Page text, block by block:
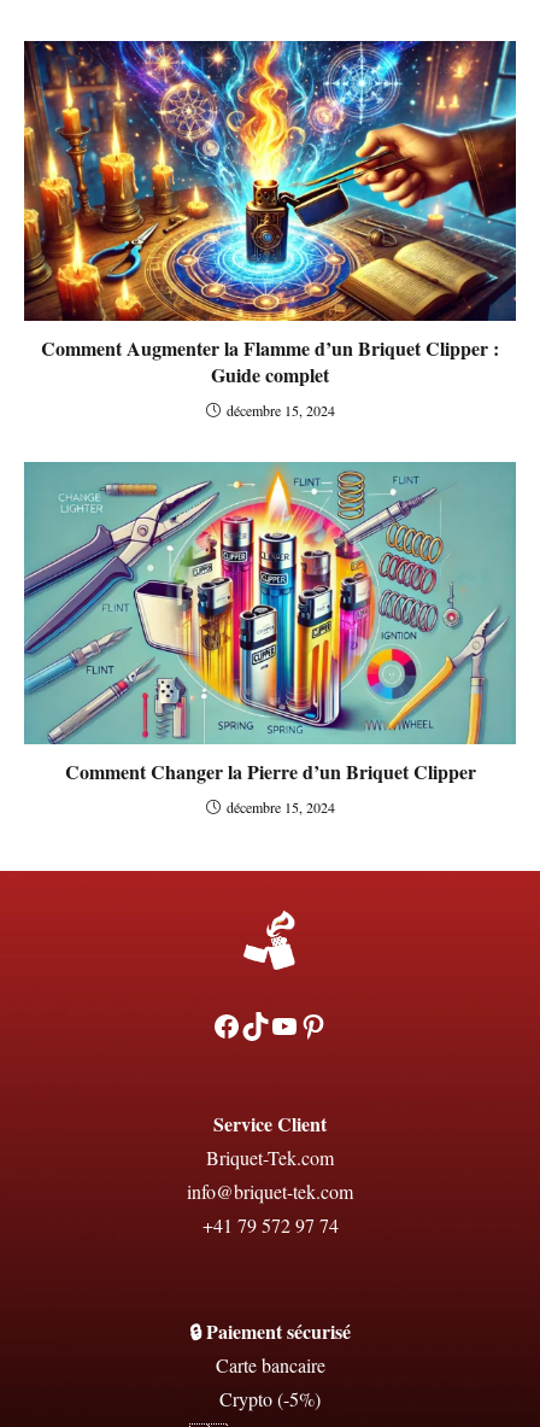
Comment Augmenter la Flamme d’un Briquet Clipper :
Guide complet
décembre 15, 2024
Comment Changer la Pierre d’un Briquet Clipper
décembre 15, 2024
Facebook
TikTokYouTubePinterest
Service Client
Briquet-Tek.com
info@briquet-tek.com
+41 79 572 97 74
🔒 Paiement sécurisé
Carte bancaire
Crypto (-5%)